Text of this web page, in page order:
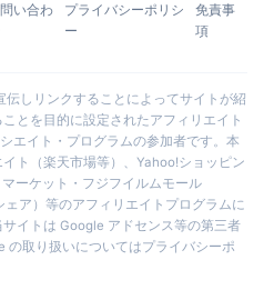
い合わ
プライバシーポリシ
ー
免責事
項
しリンクすることによってサイトが紹
とを目的に設定されたアフィリエイト
エイト・プログラムの参加者です。本
ト（楽天市場等）、Yahoo!ショッピン
ーケット・フジフイルムモール
ェア）等のアフィリエイトプログラムに
イトは Google アドセンス等の第三者
の取り扱いについてはプライバシーポ